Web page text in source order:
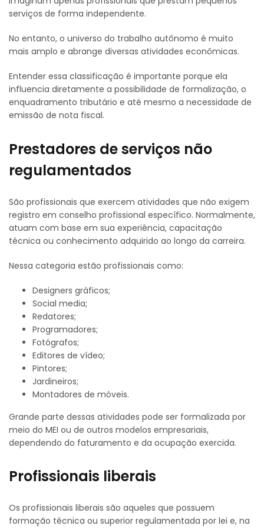
serviços de forma independente.
No entanto, o universo do trabalho autônomo é muito
mais amplo e abrange diversas atividades econômicas.
Entender essa classificação é importante porque ela
influencia diretamente a possibilidade de formalização, o
enquadramento tributário e até mesmo a necessidade de
emissão de nota fiscal.
Prestadores de serviços não
regulamentados
São profissionais que exercem atividades que não exigem
registro em conselho profissional específico. Normalmente,
atuam com base em sua experiência, capacitação
técnica ou conhecimento adquirido ao longo da carreira.
Nessa categoria estão profissionais como:
Designers gráficos;
Social media;
Redatores;
Programadores;
Fotógrafos;
Editores de vídeo;
Pintores;
Jardineiros;
Montadores de móveis.
Grande parte dessas atividades pode ser formalizada por
meio do MEI ou de outros modelos empresariais,
dependendo do faturamento e da ocupação exercida.
Profissionais liberais
Os profissionais liberais são aqueles que possuem
formação técnica ou superior regulamentada por lei e, na